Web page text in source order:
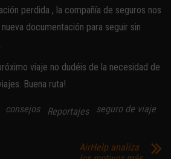
perdida , la compañía de seguros nos
documentación para seguir sin
viaje no dudéis de la necesidad de
Buena ruta!
consejos Reportajes seguro de viaje
AirHelp analiza